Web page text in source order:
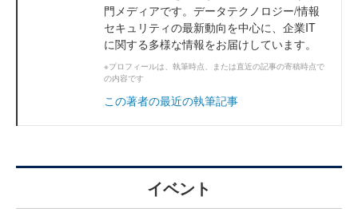
門メディアです。データテクノロジー/情報
セキュリティの最新動向を中心に、企業IT
に関する多様な情報をお届けしています。
※プロフィールは、執筆時点、または直近の記事の寄稿時点で
の内容です
この著者の最近の執筆記事
イベント